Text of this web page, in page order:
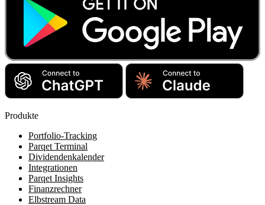
Produkte
Portfolio-Tracking
Parqet Terminal
Dividendenkalender
Integrationen
Parqet Insights
Finanzrechner
Elbstream Data